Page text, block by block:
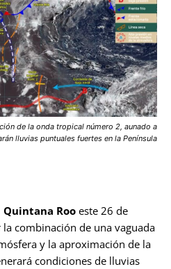
de la onda tropical número 2, aunado a
lluvias puntuales fuertes en la Península
Roo este 26 de
combinación de una vaguada
y la aproximación de la
condiciones de lluvias